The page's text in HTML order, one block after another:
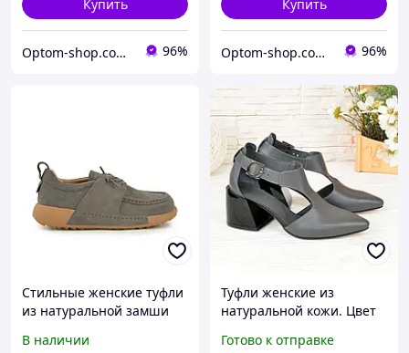
Купить
Optom-shop.com.ua - Оптовый интернет-магазин: Одежда и обувь оптом, нижнее белье недорого 96%
Купить
Optom-shop.com.ua - Оптовый интернет-магазин: Одежда и обувь оптом, нижнее белье недорого 96%
Стильные женские туфли
из натуральной замши
кеды с анатомической
В наличии
Туфли женские из
натуральной кожи. Цвет
Готово к отправке